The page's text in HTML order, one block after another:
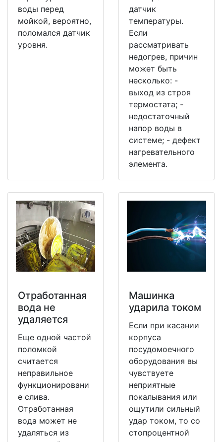
воды перед
мойкой, вероятно,
поломался датчик
уровня.
датчик
температуры.
Если
рассматривать
недогрев, причин
может быть
несколько: -
выход из строя
термостата; -
недостаточный
напор воды в
системе; - дефект
нагревательного
элемента.
Отработанная
вода не
удаляется
Еще одной частой
поломкой
считается
неправильное
функционировани
е слива.
Отработанная
вода может не
удаляться из
Машинка
ударила током
Если при касании
корпуса
посудомоечного
оборудования вы
чувствуете
неприятные
покалывания или
ощутили сильный
удар током, то со
стопроцентной